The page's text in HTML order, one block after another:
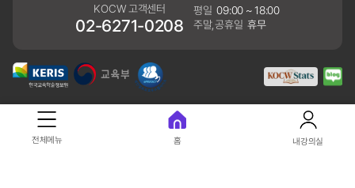
KOCW 고객센터
02-6271-0208
평일 09:00 ~ 18:00
주말,공휴일 휴무
개인정보처리방침
41061 대구광역시 동구 동내로 64 (동내동 1119) 우)41061
전체메뉴 홈 내강의실